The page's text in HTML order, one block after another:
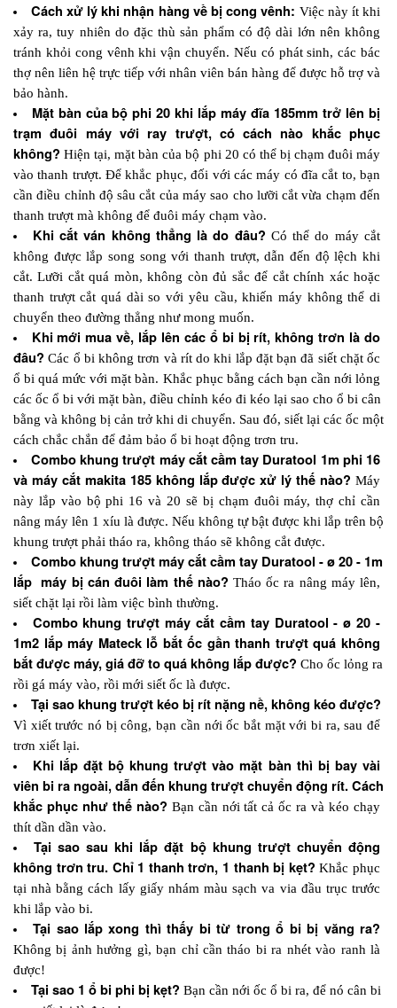
Cách xử lý khi nhận hàng về bị cong vênh: Việc này ít khi
xảy ra, tuy nhiên do đặc thù sản phẩm có độ dài lớn nên không
tránh khỏi cong vênh khi vận chuyển. Nếu có phát sinh, các bác
thợ nên liên hệ trực tiếp với nhân viên bán hàng để được hỗ trợ và
bảo hành.
Mặt bàn của bộ phi 20 khi lắp máy đĩa 185mm trở lên bị
trạm đuôi máy với ray trượt, có cách nào khắc phục
không? Hiện tại, mặt bàn của bộ phi 20 có thể bị chạm đuôi máy
vào thanh trượt. Để khắc phục, đối với các máy có đĩa cắt to, bạn
cần điều chỉnh độ sâu cắt của máy sao cho lưỡi cắt vừa chạm đến
thanh trượt mà không để đuôi máy chạm vào.
Khi cắt ván không thẳng là do đâu? Có thể do máy cắt
không được lắp song song với thanh trượt, dẫn đến độ lệch khi
cắt. Lưỡi cắt quá mòn, không còn đủ sắc để cắt chính xác hoặc
thanh trượt cắt quá dài so với yêu cầu, khiến máy không thể di
chuyển theo đường thẳng như mong muốn.
Khi mới mua về, lắp lên các ổ bi bị rít, không trơn là do
đâu? Các ổ bi không trơn và rít do khi lắp đặt bạn đã siết chặt ốc
ổ bi quá mức với mặt bàn. Khắc phục bằng cách bạn cần nới lỏng
các ốc ổ bi với mặt bàn, điều chỉnh kéo đi kéo lại sao cho ổ bi cân
bằng và không bị cản trở khi di chuyển. Sau đó, siết lại các ốc một
cách chắc chắn để đảm bảo ổ bi hoạt động trơn tru.
Combo khung trượt máy cắt cầm tay Duratool 1m phi 16
và máy cắt makita 185 không lắp được xử lý thế nào? Máy
này lắp vào bộ phi 16 và 20 sẽ bị chạm đuôi máy, thợ chỉ cần
nâng máy lên 1 xíu là được. Nếu không tự bật được khi lắp trên bộ
khung trượt phải tháo ra, không tháo sẽ không cắt được.
Combo khung trượt máy cắt cầm tay Duratool - ø 20 - 1m
lắp  máy bị cán đuôi làm thế nào? Tháo ốc ra nâng máy lên,
siết chặt lại rồi làm việc bình thường.
Combo khung trượt máy cắt cầm tay Duratool - ø 20 -
1m2 lắp máy Mateck lỗ bắt ốc gần thanh trượt quá không
bắt được máy, giá đỡ to quá không lắp được? Cho ốc lỏng ra
rồi gá máy vào, rồi mới siết ốc là được.
Tại sao khung trượt kéo bị rít nặng nề, không kéo được?
Vì xiết trước nó bị công, bạn cần nới ốc bắt mặt với bi ra, sau để
trơn xiết lại.
Khi lắp đặt bộ khung trượt vào mặt bàn thì bị bay vài
viên bi ra ngoài, dẫn đến khung trượt chuyển động rít. Cách
khắc phục như thế nào? Bạn cần nới tất cả ốc ra và kéo chạy
thít dần dần vào.
Tại sao sau khi lắp đặt bộ khung trượt chuyển động
không trơn tru. Chỉ 1 thanh trơn, 1 thanh bị kẹt? Khắc phục
tại nhà bằng cách lấy giấy nhám màu sạch va via đầu trục trước
khi lắp vào bi.
Tại sao lắp xong thì thấy bi từ trong ổ bi bị văng ra?
Không bị ảnh hưởng gì, bạn chỉ cần tháo bi ra nhét vào ranh là
được!
Tại sao 1 ổ bi phi bị kẹt? Bạn cần nới ốc ổ bi ra, để nó cân bi